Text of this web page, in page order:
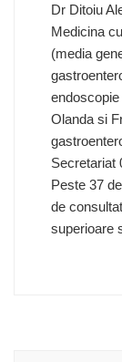
Dr Ditoiu
Medicina
(media
Olanda si
Secretariat
Peste 37
de
superioare